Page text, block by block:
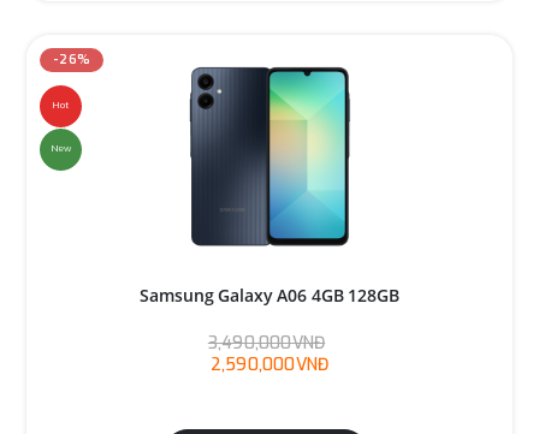
-26%
Hot
New
Samsung Galaxy A06 4GB 128GB
3,490,000VNĐ
2,590,000VNĐ